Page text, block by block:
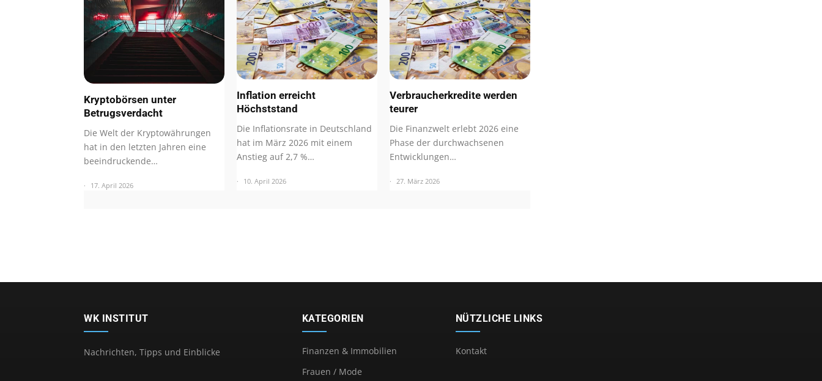
Kryptobörsen unter
Betrugsverdacht
Die Welt der Kryptowährungen
hat in den letzten Jahren eine
beeindruckende…
17. April 2026
Inflation erreicht
Höchststand
Die Inflationsrate in Deutschland
hat im März 2026 mit einem
Anstieg auf 2,7 %…
10. April 2026
Verbraucherkredite werden
teurer
Die Finanzwelt erlebt 2026 eine
Phase der durchwachsenen
Entwicklungen…
27. März 2026
WK INSTITUT
Nachrichten, Tipps und Einblicke
KATEGORIEN
Finanzen & Immobilien
Frauen / Mode
NÜTZLICHE LINKS
Kontakt